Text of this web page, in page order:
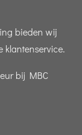
bieden wij
klantenservice.
bij MBC